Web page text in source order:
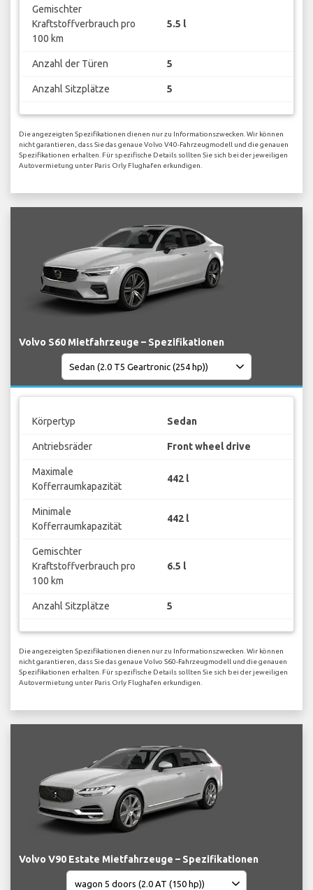
Gemischter
Kraftstoffverbrauch pro
100 km
5.5 l
Anzahl der Türen 5
Anzahl Sitzplätze 5
Die angezeigten Spezifikationen dienen nur zu Informationszwecken. Wir können
nicht garantieren, dass Sie das genaue Volvo V40-Fahrzeugmodell und die genauen
Spezifikationen erhalten. Für spezifische Details sollten Sie sich bei der jeweiligen
Autovermietung unter Paris Orly Flughafen erkundigen.
Volvo S60 Mietfahrzeuge – Spezifikationen
Körpertyp Sedan
Antriebsräder Front wheel drive
Maximale
Kofferraumkapazität
442 l
Minimale
Kofferraumkapazität
442 l
Gemischter
Kraftstoffverbrauch pro
100 km
6.5 l
Anzahl Sitzplätze 5
Die angezeigten Spezifikationen dienen nur zu Informationszwecken. Wir können
nicht garantieren, dass Sie das genaue Volvo S60-Fahrzeugmodell und die genauen
Spezifikationen erhalten. Für spezifische Details sollten Sie sich bei der jeweiligen
Autovermietung unter Paris Orly Flughafen erkundigen.
Volvo V90 Estate Mietfahrzeuge – Spezifikationen